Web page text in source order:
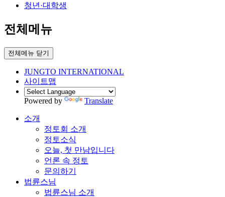
청년·대학생
전체메뉴
전체메뉴 닫기
JUNGTO INTERNATIONAL
사이트맵
Powered by Translate
소개
정토회 소개
정토소식
오늘, 첫 만남입니다
언론 속 정토
문의하기
법륜스님
법륜스님 소개